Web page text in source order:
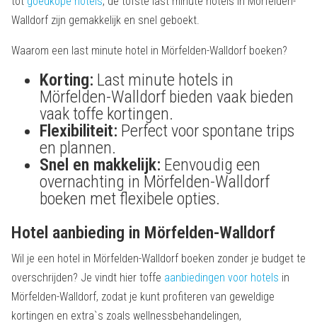
Walldorf zijn gemakkelijk en snel geboekt.
Waarom een last minute hotel in Mörfelden-Walldorf boeken?
Korting: Last minute hotels in
Mörfelden-Walldorf bieden vaak bieden
vaak toffe kortingen.
Flexibiliteit: Perfect voor spontane trips
en plannen.
Snel en makkelijk: Eenvoudig een
overnachting in Mörfelden-Walldorf
boeken met flexibele opties.
Hotel aanbieding in Mörfelden-Walldorf
Wil je een hotel in Mörfelden-Walldorf boeken zonder je budget te
overschrijden? Je vindt hier toffe aanbiedingen voor hotels in
Mörfelden-Walldorf, zodat je kunt profiteren van geweldige
kortingen en extra`s zoals wellnessbehandelingen,